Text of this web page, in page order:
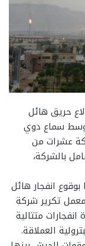
حريق هائل
وسط سماع دوي
عشرات من
بالشركة،
انفجار هائل
تكرير شركة
متتالية
العملاقة.